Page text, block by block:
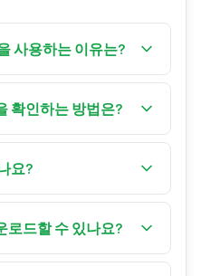
사용하는 이유는?
요소(식물, 옷)가 있거
되는데, 파란색이 더 나
확인하는 방법은?
스플레이를 주의 깊게
은 점으로 나타나고, 고
요?
면 모드를 사용하세
교체를 위해 단색 화
로드할 수 있나요?
는 해상도를 선택하거